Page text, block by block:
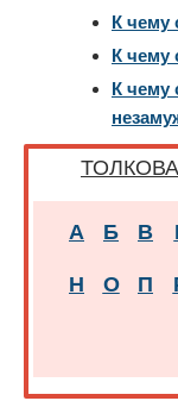
К чему
К чему
К чему
А Б В
Н О П